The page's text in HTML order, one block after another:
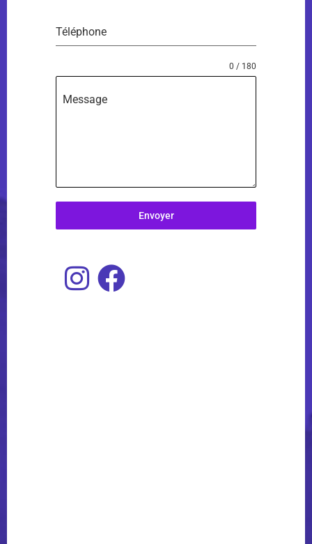
Téléphone
Message
0 / 180
Envoyer